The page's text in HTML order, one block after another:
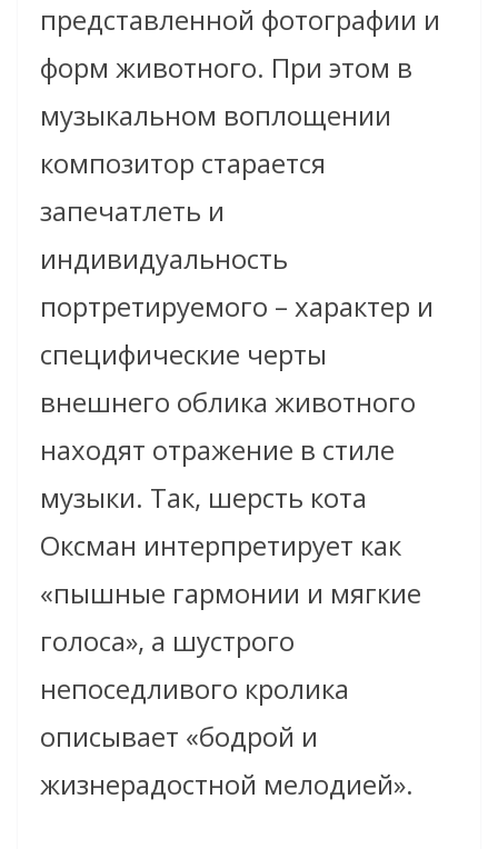
представленной фотографии и
форм животного. При этом в
музыкальном воплощении
композитор старается
запечатлеть и
индивидуальность
портретируемого – характер и
специфические черты
внешнего облика животного
находят отражение в стиле
музыки. Так, шерсть кота
Оксман интерпретирует как
«пышные гармонии и мягкие
голоса», а шустрого
непоседливого кролика
описывает «бодрой и
жизнерадостной мелодией».